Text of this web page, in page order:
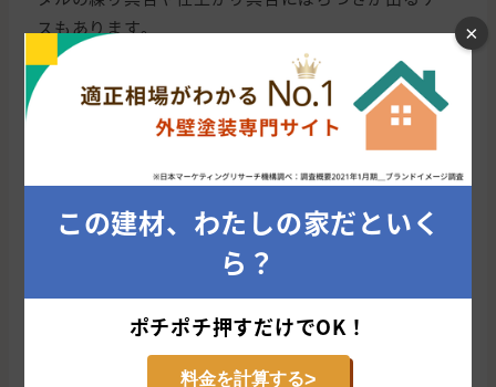
スもあります。
また施工に時間がかかりやすいため、現在では採用が
少なくなってきており、後述の乾式工法を利用するケ
ースが増えています。
乾式工法
乾式工法は、下地パネルの上に接着剤で外壁タイルを
貼りつける新しい工法です。近年は技術革新が進み、
接着剤の性能が向上してタイルが剥落しにくくなって
×
この建材、わたしの家だといく
ら？
ポチポチ押すだけでOK！
料金を計算する>